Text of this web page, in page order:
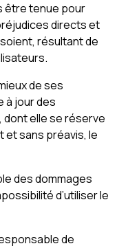
être tenue pour
directs et
résultant de
de ses
à jour des
dont elle se réserve
et sans préavis, le
des dommages
d’utiliser le
de